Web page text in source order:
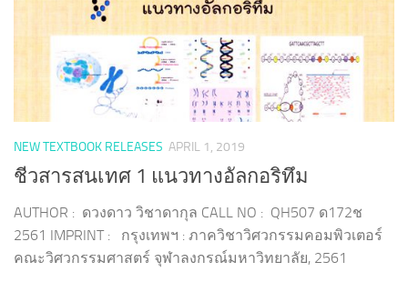
NEW TEXTBOOK RELEASES APRIL 1, 2019
ชีวสารสนเทศ 1 แนวทางอัลกอริทึม
AUTHOR : ดวงดาว วิชาดากุล CALL NO : QH507 ด172ช
2561 IMPRINT : กรุงเทพฯ : ภาควิชาวิศวกรรมคอมพิวเตอร์
คณะวิศวกรรมศาสตร์ จุฬาลงกรณ์มหาวิทยาลัย, 2561